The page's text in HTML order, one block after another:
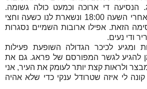
הנסיעה די ארוכה וכמעט כולה גשומה.
אנחנו מגיעים לפראג אחרי השעה 18:00 ונשארת לנו כשעה וחצי
הזאת. אפילו ארובות השמיים נסגרות
ודי נעים.
ומגיע לכיכר הגדולה השופעת פעילות
להגיע לגשר המפורסם של פראג. גם את
ולראות קצת יותר לעומק את העיר, אני
לי איזה שטרודל ענקי כדי שלא אהיה